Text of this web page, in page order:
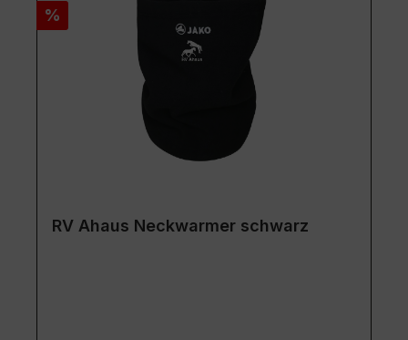
Rabatt
%
RV Ahaus Neckwarmer schwarz